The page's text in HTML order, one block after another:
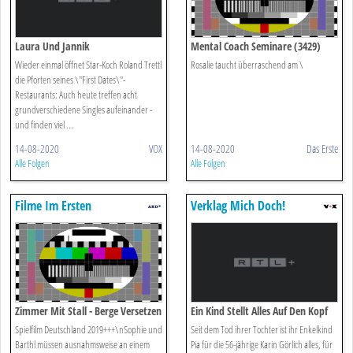
Laura Und Jannik
Wieder einmal öffnet Star-Koch Roland Trettl
die Pforten seines \"First Dates\"-
Restaurants: Auch heute treffen acht
grundverschiedene Singles aufeinander -
und finden viel ...
14-08-2020 VOX
Alle Folgen
Mental Coach Seminare (3429)
Rosalie taucht überraschend am \
14-08-2020 Das Erste
Alle Folgen
Filme Im Ersten
Zimmer Mit Stall - Berge Versetzen
Spielfilm Deutschland 2019+++\nSophie und
Barthl müssen ausnahmsweise an einem
Verklag Mich Doch!
Ein Kind Stellt Alles Auf Den Kopf
Seit dem Tod ihrer Tochter ist ihr Enkelkind
Pia für die 56-jährige Karin Görlich alles, für